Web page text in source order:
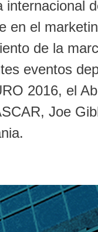
internacional
en el
de la
eventos
2016, el
Joe